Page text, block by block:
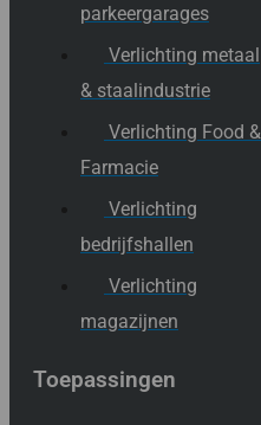
parkeergarages
Verlichting metaal
& staalindustrie
Verlichting Food &
Farmacie
Verlichting
bedrijfshallen
Verlichting
magazijnen
Toepassingen